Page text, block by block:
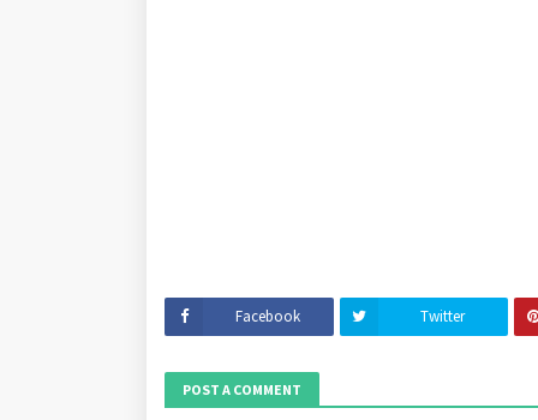
Facebook Twitter
POST A COMMENT